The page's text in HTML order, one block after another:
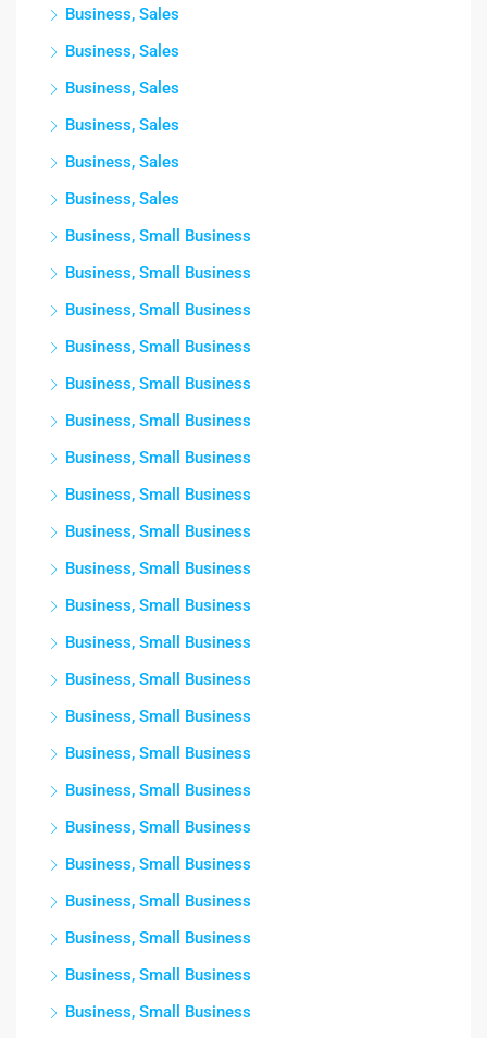
Business, Sales
Business, Sales
Business, Sales
Business, Sales
Business, Sales
Business, Sales
Business, Small Business
Business, Small Business
Business, Small Business
Business, Small Business
Business, Small Business
Business, Small Business
Business, Small Business
Business, Small Business
Business, Small Business
Business, Small Business
Business, Small Business
Business, Small Business
Business, Small Business
Business, Small Business
Business, Small Business
Business, Small Business
Business, Small Business
Business, Small Business
Business, Small Business
Business, Small Business
Business, Small Business
Business, Small Business